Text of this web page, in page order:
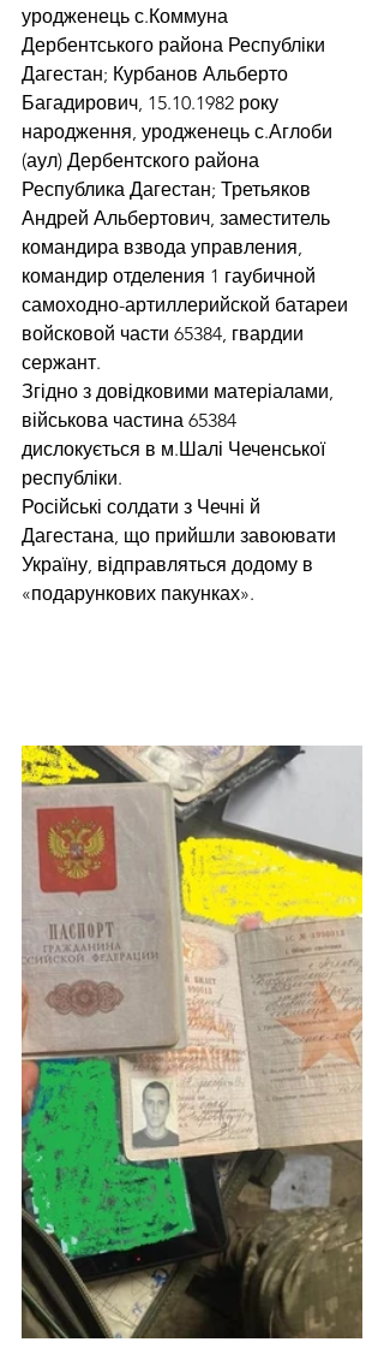
уродженець с.Коммуна
Дербентського района Республіки
Дагестан; Курбанов Альберто
Багадирович, 15.10.1982 року
народження, уродженець с.Аглоби
(аул) Дербентского района
Республика Дагестан; Третьяков
Андрей Альбертович, заместитель
командира взвода управления,
командир отделения 1 гаубичной
самоходно-артиллерийской батареи
войсковой части 65384, гвардии
сержант.
Згідно з довідковими матеріалами,
військова частина 65384
дислокується в м.Шалі Чеченської
республіки.
Російські солдати з Чечні й
Дагестана, що прийшли завоювати
Україну, відправляться додому в
«подарункових пакунках».